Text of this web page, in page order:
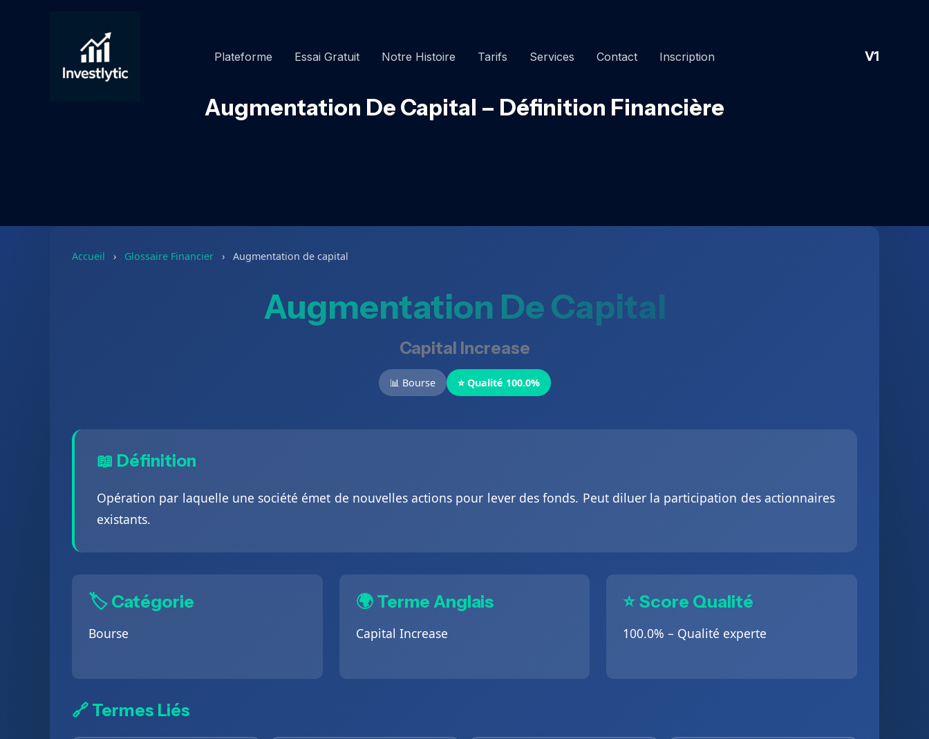
Plateforme
Essai Gratuit Notre Histoire Tarifs Services Contact Inscription V1
Augmentation De Capital – Définition Financière
Accueil › Glossaire Financier › Augmentation de capital
Augmentation De Capital
Capital Increase
📊 Bourse ⭐ Qualité 100.0%
📖 Définition
Opération par laquelle une société émet de nouvelles actions pour lever des fonds. Peut diluer la participation des actionnaires
existants.
🏷️ Catégorie
Bourse
🌍 Terme Anglais
Capital Increase
⭐ Score Qualité
100.0% – Qualité experte
🔗 Termes Liés